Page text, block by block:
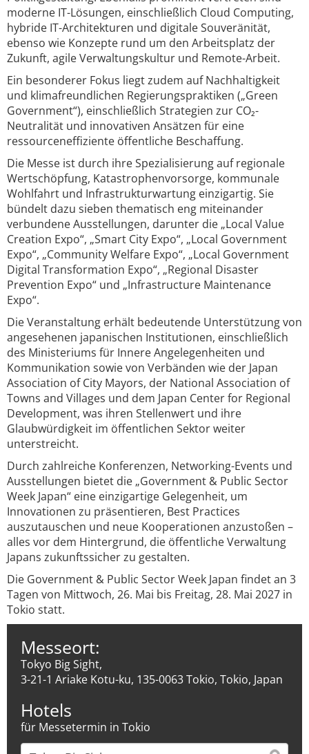
moderne IT-Lösungen, einschließlich Cloud Computing,
hybride IT-Architekturen und digitale Souveränität,
ebenso wie Konzepte rund um den Arbeitsplatz der
Zukunft, agile Verwaltungskultur und Remote-Arbeit.
Ein besonderer Fokus liegt zudem auf Nachhaltigkeit
und klimafreundlichen Regierungspraktiken („Green
Government“), einschließlich Strategien zur CO₂-
Neutralität und innovativen Ansätzen für eine
ressourceneffiziente öffentliche Beschaffung.
Die Messe ist durch ihre Spezialisierung auf regionale
Wertschöpfung, Katastrophenvorsorge, kommunale
Wohlfahrt und Infrastrukturwartung einzigartig. Sie
bündelt dazu sieben thematisch eng miteinander
verbundene Ausstellungen, darunter die „Local Value
Creation Expo“, „Smart City Expo“, „Local Government
Expo“, „Community Welfare Expo“, „Local Government
Digital Transformation Expo“, „Regional Disaster
Prevention Expo“ und „Infrastructure Maintenance
Expo“.
Die Veranstaltung erhält bedeutende Unterstützung von
angesehenen japanischen Institutionen, einschließlich
des Ministeriums für Innere Angelegenheiten und
Kommunikation sowie von Verbänden wie der Japan
Association of City Mayors, der National Association of
Towns and Villages und dem Japan Center for Regional
Development, was ihren Stellenwert und ihre
Glaubwürdigkeit im öffentlichen Sektor weiter
unterstreicht.
Durch zahlreiche Konferenzen, Networking-Events und
Ausstellungen bietet die „Government & Public Sector
Week Japan“ eine einzigartige Gelegenheit, um
Innovationen zu präsentieren, Best Practices
auszutauschen und neue Kooperationen anzustoßen –
alles vor dem Hintergrund, die öffentliche Verwaltung
Japans zukunftssicher zu gestalten.
Die Government & Public Sector Week Japan findet an 3
Tagen von Mittwoch, 26. Mai bis Freitag, 28. Mai 2027 in
Tokio statt.
Messeort:
Tokyo Big Sight,
3-21-1 Ariake Kotu-ku, 135-0063 Tokio, Tokio, Japan
Hotels
für Messetermin in Tokio